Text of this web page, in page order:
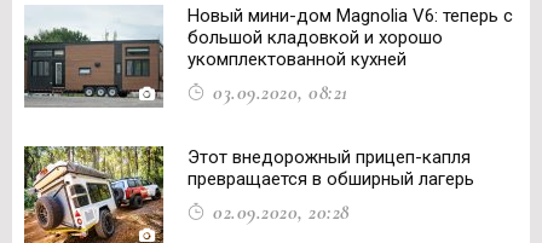
Новый мини-дом Magnolia V6: теперь с
большой кладовкой и хорошо
укомплектованной кухней
03.09.2020, 08:21
Этот внедорожный прицеп-капля
превращается в обширный лагерь
02.09.2020, 20:28